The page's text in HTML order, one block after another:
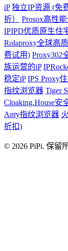
iP 独立IP资源 (免
折）
Prosox高性
IPIPD优质原生住
Rolaproxy全球高
费试用) Proxy302
族运营的iP
稳定iP IPS Proxy
指纹浏览器 Tiger
Cloaking.House安
Anty指纹浏览器
折扣)
© 2026 PiPi. 保留